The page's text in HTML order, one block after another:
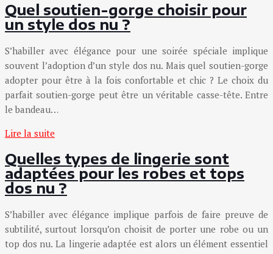
Quel soutien-gorge choisir pour
un style dos nu ?
S’habiller avec élégance pour une soirée spéciale implique
souvent l’adoption d’un style dos nu. Mais quel soutien-gorge
adopter pour être à la fois confortable et chic ? Le choix du
parfait soutien-gorge peut être un véritable casse-tête. Entre
le bandeau…
Lire la suite
Quelles types de lingerie sont
adaptées pour les robes et tops
dos nu ?
S’habiller avec élégance implique parfois de faire preuve de
subtilité, surtout lorsqu’on choisit de porter une robe ou un
top dos nu. La lingerie adaptée est alors un élément essentiel